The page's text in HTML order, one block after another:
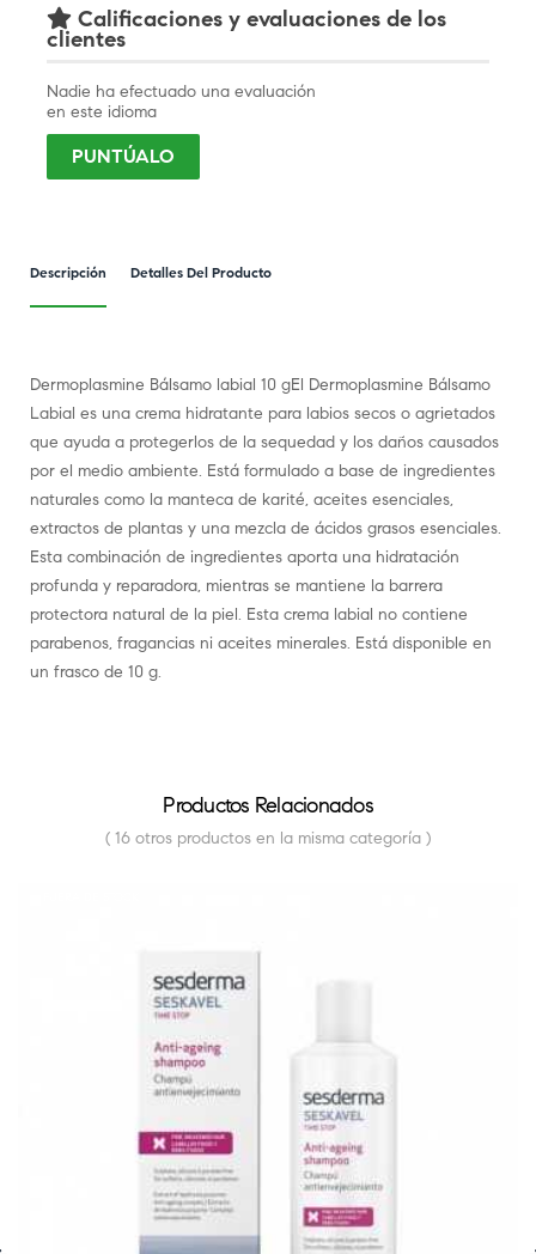
Calificaciones y evaluaciones de los
clientes
Nadie ha efectuado una evaluación
en este idioma
PUNTÚALO
Descripción Detalles Del Producto
Dermoplasmine Bálsamo labial 10 gEl Dermoplasmine Bálsamo
Labial es una crema hidratante para labios secos o agrietados
que ayuda a protegerlos de la sequedad y los daños causados
por el medio ambiente. Está formulado a base de ingredientes
naturales como la manteca de karité, aceites esenciales,
extractos de plantas y una mezcla de ácidos grasos esenciales.
Esta combinación de ingredientes aporta una hidratación
profunda y reparadora, mientras se mantiene la barrera
protectora natural de la piel. Esta crema labial no contiene
parabenos, fragancias ni aceites minerales. Está disponible en
un frasco de 10 g.
Productos Relacionados
( 16 otros productos en la misma categoría )